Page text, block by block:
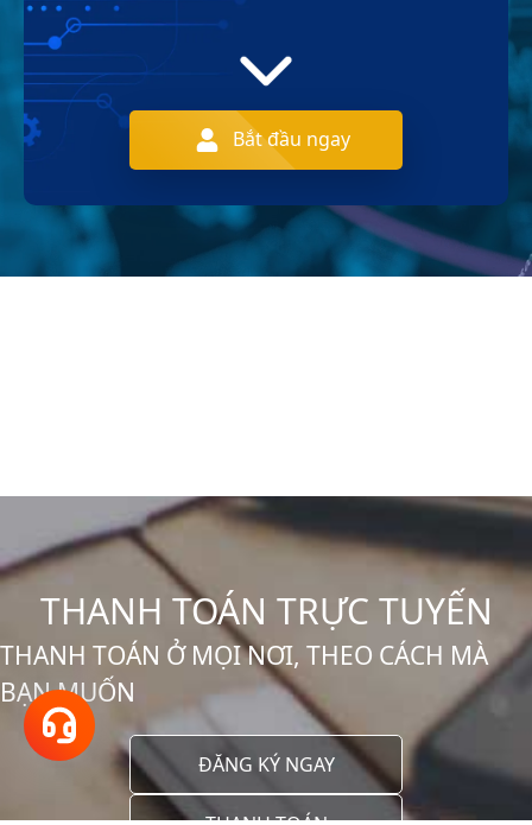
Hotline
18001166
Bắt đầu ngay
THANH TOÁN TRỰC TUYẾN
THANH TOÁN Ở MỌI NƠI, THEO CÁCH MÀ
BẠN MUỐN
ĐĂNG KÝ NGAY